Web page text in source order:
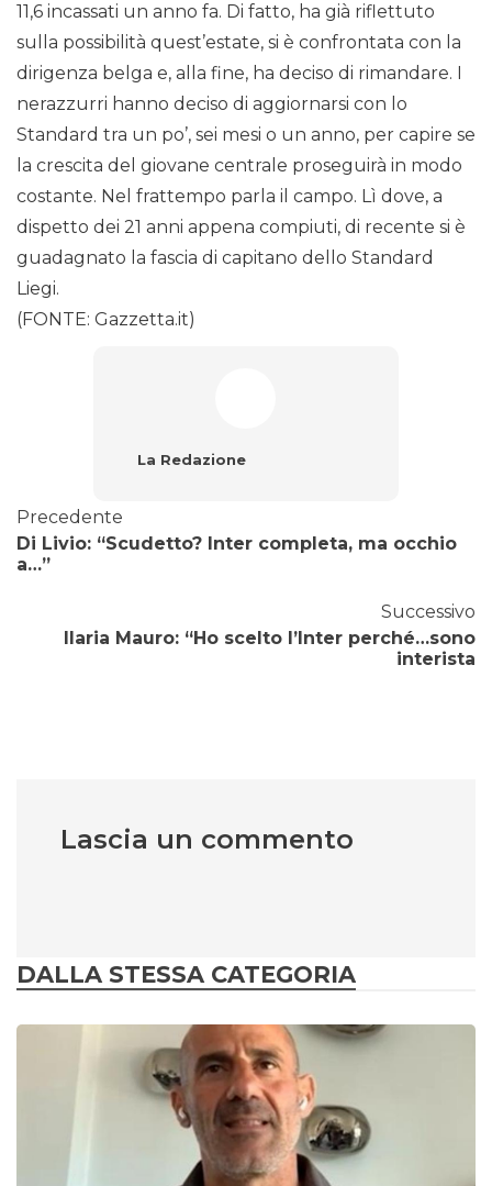
11,6 incassati un anno fa. Di fatto, ha già riflettuto
sulla possibilità quest’estate, si è confrontata con la
dirigenza belga e, alla fine, ha deciso di rimandare. I
nerazzurri hanno deciso di aggiornarsi con lo
Standard tra un po’, sei mesi o un anno, per capire se
la crescita del giovane centrale proseguirà in modo
costante. Nel frattempo parla il campo. Lì dove, a
dispetto dei 21 anni appena compiuti, di recente si è
guadagnato la fascia di capitano dello Standard
Liegi.
(FONTE: Gazzetta.it)
La Redazione
Precedente
Di Livio: “Scudetto? Inter completa, ma occhio
a…”
Successivo
Ilaria Mauro: “Ho scelto l’Inter perché…sono
interista
Lascia un commento
DALLA STESSA CATEGORIA